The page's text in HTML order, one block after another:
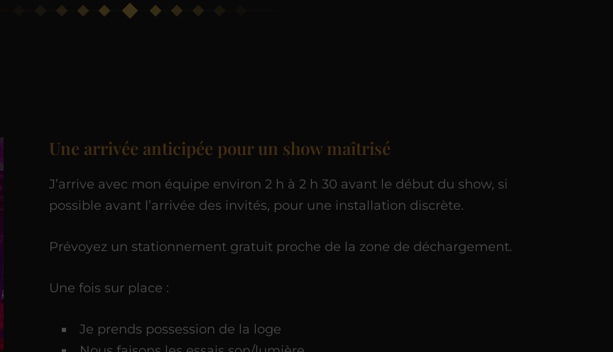
Une arrivée anticipée pour un show maîtrisé
J’arrive avec mon équipe environ 2 h à 2 h 30 avant le début du show, si
possible avant l’arrivée des invités, pour une installation discrète.
Prévoyez un stationnement gratuit proche de la zone de déchargement.
Une fois sur place :
Je prends possession de la loge